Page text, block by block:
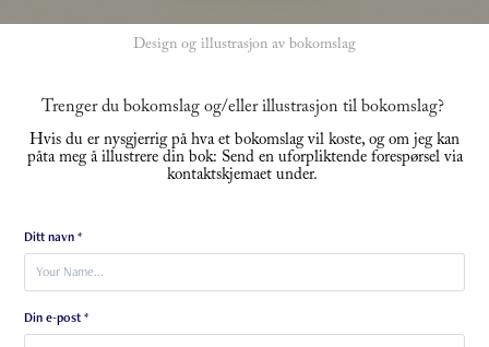
Design og illustrasjon av bokomslag
Trenger du bokomslag og/eller illustrasjon til bokomslag?
Hvis du er nysgjerrig på hva et bokomslag vil koste, og om jeg kan
påta meg å illustrere din bok: Send en uforpliktende forespørsel via
kontaktskjemaet under.
Ditt navn *
Din e-post *